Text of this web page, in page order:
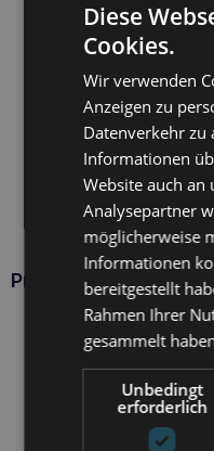
Produkte VETFOOD
Diese
Cookies.
Wir verwenden
Anzeigen zu
Datenverkehr zu
Informationen
Website auch an
Analysepartner
möglicherweise
Informationen
bereitgestellt
Rahmen Ihrer
gesammelt
Unbedingt
erforderlich